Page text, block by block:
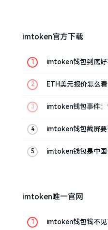
imtoken官方下载
imtoken钱包到底好
ETH美元报价怎么
imtoken钱包事件：
imtoken钱包截屏
imtoken钱包是中国
imtoken唯一官网
imtoken钱包钱不见